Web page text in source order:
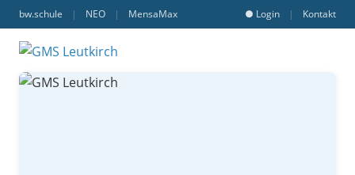
bw.schule | NEO | MensaMax ● Login | Kontakt